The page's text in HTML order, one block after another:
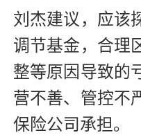
刘杰建议，应该
调节基金，合理
整等原因导致的
营不善、管控不
保险公司承担。